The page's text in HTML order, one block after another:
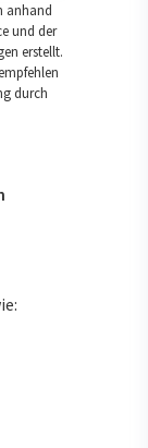
anhand
und der
erstellt.
durch